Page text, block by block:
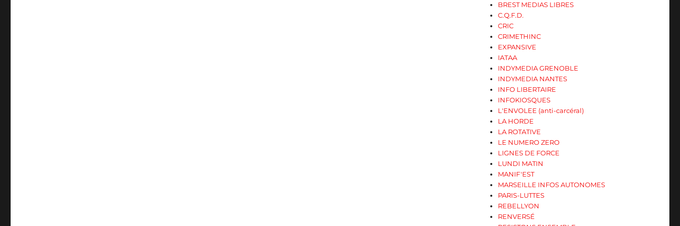
BREST MEDIAS LIBRES
C.Q.F.D.
CRIC
CRIMETHINC
EXPANSIVE
IATAA
INDYMEDIA GRENOBLE
INDYMEDIA NANTES
INFO LIBERTAIRE
INFOKIOSQUES
L'ENVOLEE (anti-carcéral)
LA HORDE
LA ROTATIVE
LE NUMERO ZERO
LIGNES DE FORCE
LUNDI MATIN
MANIF'EST
MARSEILLE INFOS AUTONOMES
PARIS-LUTTES
REBELLYON
RENVERSÉ